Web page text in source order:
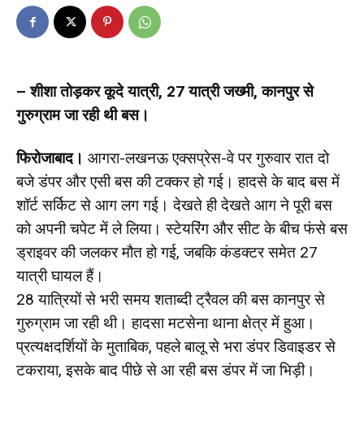
– शीशा तोड़कर कूदे यात्री, 27 यात्री जख्मी, कानपुर से
गुरुग्राम जा रही थी बस।
फिरोजाबाद। आगरा-लखनऊ एक्सप्रेस-वे पर गुरुवार रात दो
बजे डंपर और एसी बस की टक्कर हो गई। हादसे के बाद बस में
शॉर्ट सर्किट से आग लग गई। देखते ही देखते आग ने पूरी बस
को अपनी चपेट में ले लिया। स्टेयरिंग और सीट के बीच फंसे बस
ड्राइवर की जलकर मौत हो गई, जबकि कंडक्टर समेत 27
यात्री घायल हैं।
28 यात्रियों से भरी समय शताब्दी ट्रैवल की बस कानपुर से
गुरुग्राम जा रही थी। हादसा मटसेना थाना क्षेत्र में हुआ।
प्रत्यक्षदर्शियों के मुताबिक, पहले बालू से भरा डंपर डिवाइडर से
टकराया, इसके बाद पीछे से आ रही बस डंपर में जा भिड़ी।